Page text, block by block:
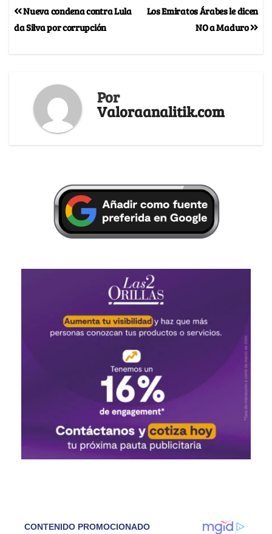
Los Emiratos Árabes le dicen
NO a Maduro
Nueva condena contra Lula
da Silva por corrupción
Por
Valoraanalitik.com